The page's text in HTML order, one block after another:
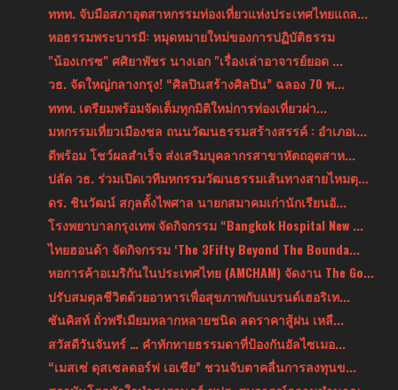
ททท. จับมือสภาอุตสาหกรรมท่องเที่ยวแห่งประเทศไทยแถล...
หอธรรมพระบารมี: หมุดหมายใหม่ของการปฏิบัติธรรม
"น้องเกรซ" ศศิยาพัชร นางเอก "เรื่องเล่าอาจารย์ยอด ...
วธ. จัดใหญ่กลางกรุง! “ศิลปินสร้างศิลปิน” ฉลอง 70 พ...
ททท. เตรียมพร้อมจัดเต็มทุกมิติใหม่การท่องเที่ยวผ่า...
มหกรรมเที่ยวเมืองชล ถนนวัฒนธรรมสร้างสรรค์ : อำเภอเ...
ดีพร้อม โชว์ผลสำเร็จ ส่งเสริมบุคลากรสาขาหัตถอุตสาห...
ปลัด วธ. ร่วมเปิดเวทีมหกรรมวัฒนธรรมเส้นทางสายไหมตุ...
ดร. ชินวัฒน์ สกุลตั้งไพศาล นายกสมาคมเก่านักเรียนอั...
โรงพยาบาลกรุงเทพ จัดกิจกรรม “Bangkok Hospital New ...
ไทยฮอนด้า จัดกิจกรรม ‘The 3Fifty Beyond The Bounda...
หอการค้าอเมริกันในประเทศไทย (AMCHAM) จัดงาน The Go...
ปรับสมดุลชีวิตด้วยอาหารเพื่อสุขภาพกับแบรนด์เฮอริเท...
ซันคิสท์ ถั่วพรีเมียมหลากหลายชนิด ลดราคาสู้ฝน เหลื...
สวัสดีวันจันทร์ … คำทักทายธรรมดาที่ป้องกันอัลไซเมอ...
“เมสเซ่ ดุสเซลดอร์ฟ เอเชีย” ชวนจับตาคลื่นการลงทุนข...